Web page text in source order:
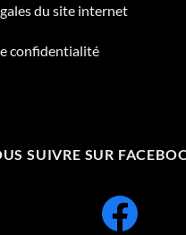
du site internet
confidentialité
SUIVRE SUR